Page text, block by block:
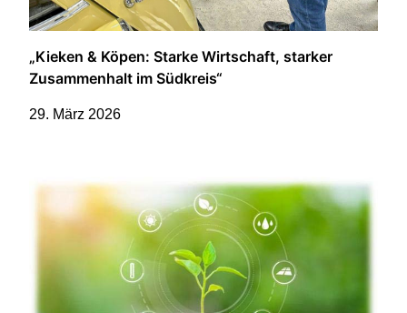
„Kieken & Köpen: Starke Wirtschaft, starker
Zusammenhalt im Südkreis“
29. März 2026